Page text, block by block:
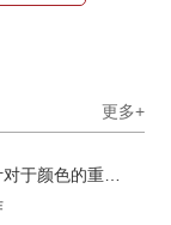
更多+